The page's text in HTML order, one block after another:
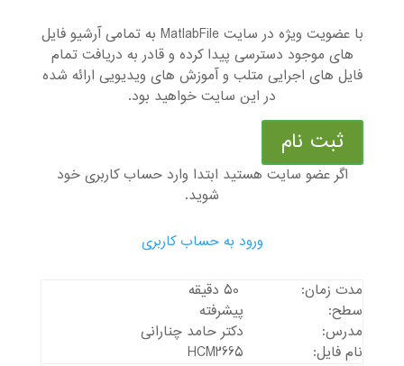
با عضویت ویژه در سایت MatlabFile به تمامی آرشیو فایل
های موجود دسترسی پیدا کرده و قادر به دریافت تمام
فایل های اجرایی متلب و آموزش های ویدیویی ارائه شده
در این سایت خواهید بود.
ثبت نام
اگر عضو سایت هستید ابتدا وارد حساب کاربری خود
شوید.
ورود به حساب کاربری
مدت زمان:
سطح:
پیشرفته
مدرس:
دکتر حامد چنارانی
نام فایل:
HCM2665